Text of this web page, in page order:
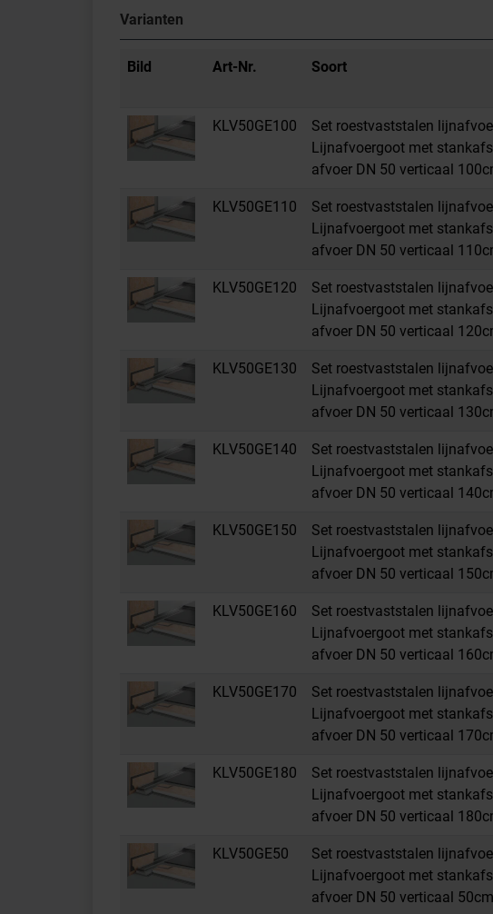
Varianten
Bild Art-Nr. Soort
KLV50GE100
Set roestvaststalen
Lijnafvoergoot met
afvoer DN 50 verticaal
KLV50GE110
Set roestvaststalen
Lijnafvoergoot met
afvoer DN 50 verticaal
KLV50GE120
Set roestvaststalen
Lijnafvoergoot met
afvoer DN 50 verticaal
KLV50GE130
Set roestvaststalen
Lijnafvoergoot met
afvoer DN 50 verticaal
KLV50GE140
Set roestvaststalen
Lijnafvoergoot met
afvoer DN 50 verticaal
KLV50GE150
Set roestvaststalen
Lijnafvoergoot met
afvoer DN 50 verticaal
KLV50GE160
Set roestvaststalen
Lijnafvoergoot met
afvoer DN 50 verticaal
KLV50GE170
Set roestvaststalen
Lijnafvoergoot met
afvoer DN 50 verticaal
KLV50GE180
Set roestvaststalen
Lijnafvoergoot met
afvoer DN 50 verticaal
KLV50GE50
Set roestvaststalen
Lijnafvoergoot met
afvoer DN 50 verticaal 50cm